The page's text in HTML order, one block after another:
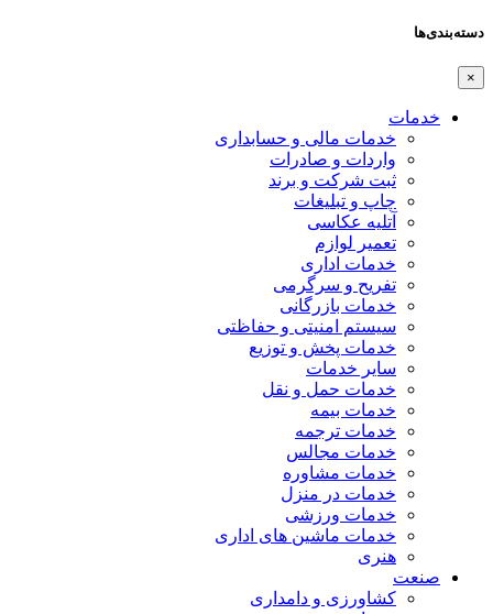
دسته‌بندی‌ها
×
خدمات
خدمات مالی و حسابداری
واردات و صادرات
ثبت شرکت و برند
چاپ و تبلیغات
آتلیه عکاسی
تعمیر لوازم
خدمات اداری
تفریح و سرگرمی
خدمات بازرگانی
سیستم امنیتی و حفاظتی
خدمات پخش و توزیع
سایر خدمات
خدمات حمل و نقل
خدمات بیمه
خدمات ترجمه
خدمات مجالس
خدمات مشاوره
خدمات در منزل
خدمات ورزشی
خدمات ماشین های اداری
هنری
صنعت
کشاورزی و دامداری